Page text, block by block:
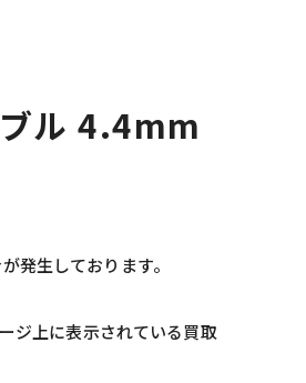
ル 4.4mm
発生しております。
ジ上に表示されている買取